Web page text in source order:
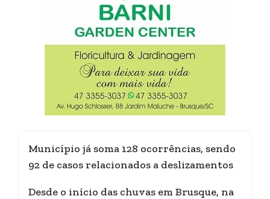
Município já soma 128 ocorrências, sendo
92 de casos relacionados a deslizamentos
Desde o início das chuvas em Brusque, na